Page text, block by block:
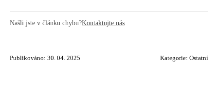
Našli jste v článku chybu?Kontaktujte nás
Publikováno: 30. 04. 2025 Kategorie: Ostatní